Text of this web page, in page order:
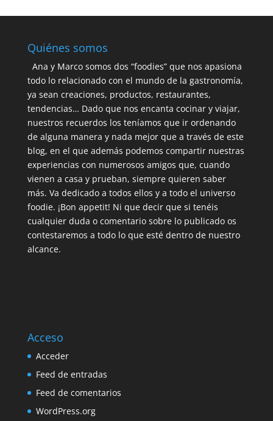
Quiénes somos
Ana y Marco somos dos “foodies” que nos apasiona
todo lo relacionado con el mundo de la gastronomía,
ya sean creaciones, productos, restaurantes,
tendencias… Dado que nos encanta cocinar y viajar,
nuestros recuerdos los teníamos que ir ordenando
de alguna manera y nada mejor que a través de este
blog, en el que además podemos compartir nuestras
experiencias con numerosos amigos que, cuando
vienen a casa y prueban, siempre quieren saber
más. Va dedicado a todos ellos y a todo el universo
foodie. ¡Bon appetit! Ni que decir que si tenéis
cualquier duda o comentario sobre lo publicado os
contestaremos a todo lo que esté dentro de nuestro
alcance.
Acceso
Acceder
Feed de entradas
Feed de comentarios
WordPress.org